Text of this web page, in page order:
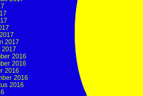
2017
2017
2016
2016
2016
2016
2016